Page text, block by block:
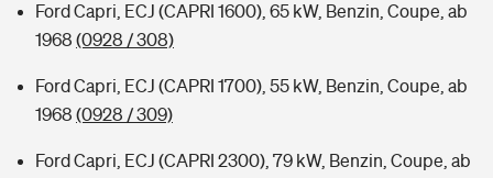
Ford Capri, ECJ (CAPRI 1600), 65 kW, Benzin, Coupe, ab
1968 (0928 / 308)
Ford Capri, ECJ (CAPRI 1700), 55 kW, Benzin, Coupe, ab
1968 (0928 / 309)
Ford Capri, ECJ (CAPRI 2300), 79 kW, Benzin, Coupe, ab